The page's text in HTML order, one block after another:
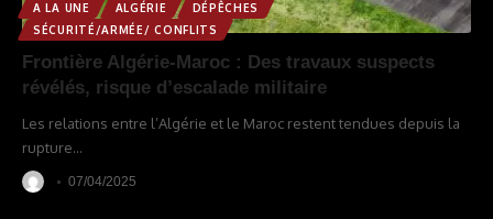
A LA UNE ALGÉRIE
DÉPÊCHES
SÉCURITÉ/ARMÉE/ CONFLITS
Frontière Algérie-Maroc : Des travaux suspects
révélés, risque d’escalade militaire
Les relations entre l’Algérie et le Maroc restent tendues depuis la
rupture…
07/04/2025